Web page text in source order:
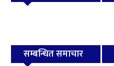
सम्बन्धित समाचार